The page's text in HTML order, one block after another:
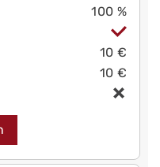
100 %
10 €
10 €